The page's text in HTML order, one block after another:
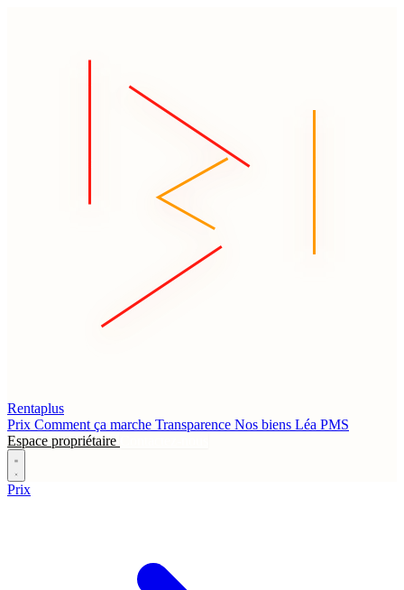
Rentaplus
Prix Comment ça marche Transparence Nos biens Léa PMS
Espace propriétaire
Prix